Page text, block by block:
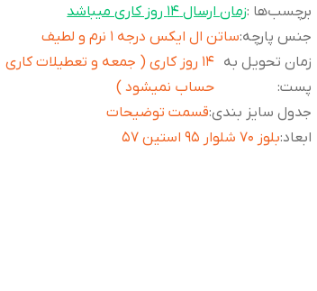
برچسب‌ها :زمان ارسال ۱۴ روز کاری میباشد
جنس پارچه:ساتن ال ایکس درجه ۱ نرم و لطیف
زمان تحویل به
پست:
۱۴ روز کاری ( جمعه و تعطیلات کاری
حساب نمیشود )
جدول سایز بندی:قسمت توضیحات
ابعاد:بلوز ۷۰ شلوار ۹۵ استین ۵۷